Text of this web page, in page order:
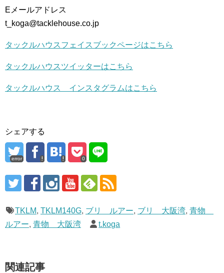
Eメールアドレス
t_koga@tacklehouse.co.jp
タックルハウスフェイスブックページはこちら
タックルハウスツイッターはこちら
タックルハウス インスタグラムはこちら
シェアする
error 0
TKLM, TKLM140G, ブリ ルアー, ブリ 大阪湾, 青物
ルアー, 青物 大阪湾 t.koga
関連記事